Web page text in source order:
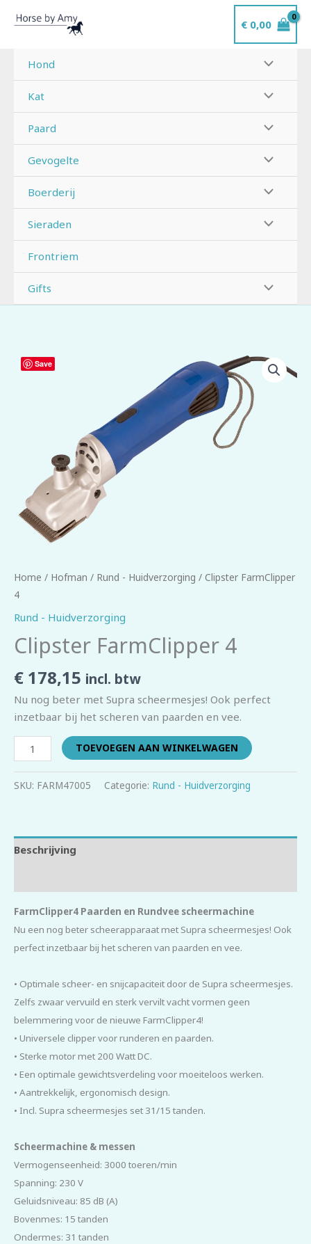
naar
inhoud
€0,00
Hond
Kat
Paard
Gevogelte
Boerderij
Sieraden
Frontriem
Gifts
Save
Home / Hofman / Rund - Huidverzorging / Clipster FarmClipper
4
Rund - Huidverzorging
Clipster FarmClipper 4
€ 178,15 incl. btw
Nu nog beter met Supra scheermesjes! Ook perfect
inzetbaar bij het scheren van paarden en vee.
Clipster
FarmClipper
TOEVOEGEN AAN WINKELWAGEN
SKU: FARM47005 Categorie: Rund - Huidverzorging
Beschrijving
FarmClipper4 Paarden en Rundvee scheermachine
Nu een nog beter scheerapparaat met Supra scheermesjes! Ook
perfect inzetbaar bij het scheren van paarden en vee.
• Optimale scheer- en snijcapaciteit door de Supra scheermesjes.
Zelfs zwaar vervuild en sterk vervilt vacht vormen geen
belemmering voor de nieuwe FarmClipper4!
• Universele clipper voor runderen en paarden.
• Sterke motor met 200 Watt DC.
• Een optimale gewichtsverdeling voor moeiteloos werken.
• Aantrekkelijk, ergonomisch design.
• Incl. Supra scheermesjes set 31/15 tanden.
Scheermachine & messen
Vermogenseenheid: 3000 toeren/min
Spanning: 230 V
Geluidsniveau: 85 dB (A)
Bovenmes: 15 tanden
Ondermes: 31 tanden